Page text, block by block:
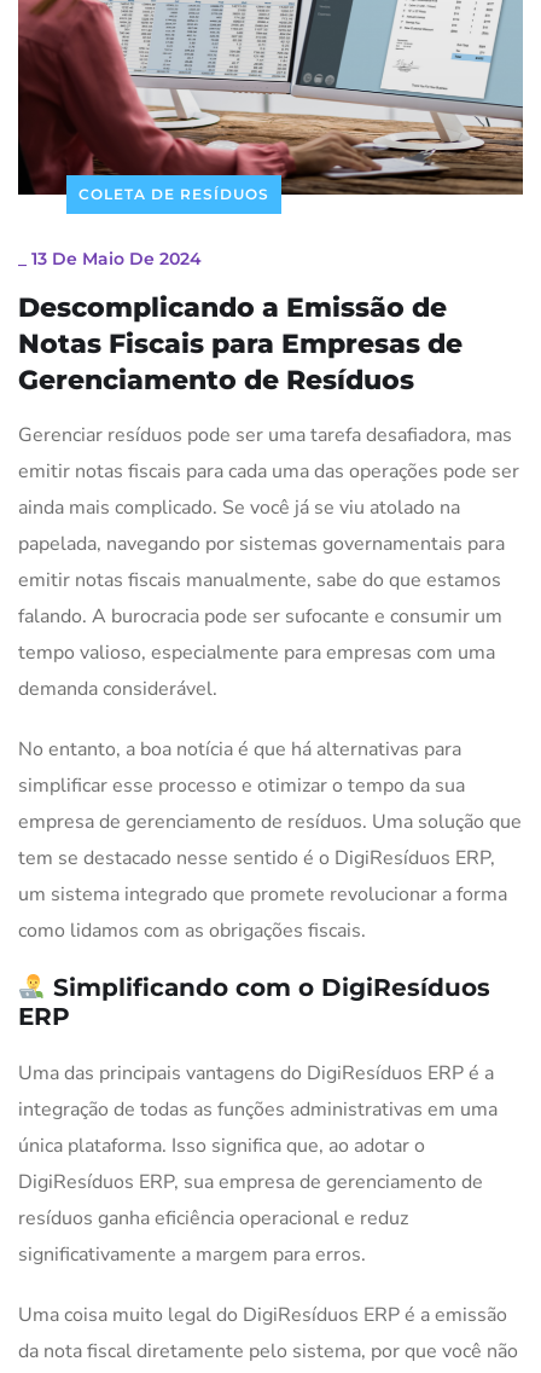
COLETA DE RESÍDUOS
13 De Maio De 2024
Descomplicando a Emissão de
Notas Fiscais para Empresas de
Gerenciamento de Resíduos
Gerenciar resíduos pode ser uma tarefa desafiadora, mas
emitir notas fiscais para cada uma das operações pode ser
ainda mais complicado. Se você já se viu atolado na
papelada, navegando por sistemas governamentais para
emitir notas fiscais manualmente, sabe do que estamos
falando. A burocracia pode ser sufocante e consumir um
tempo valioso, especialmente para empresas com uma
demanda considerável.
No entanto, a boa notícia é que há alternativas para
simplificar esse processo e otimizar o tempo da sua
empresa de gerenciamento de resíduos. Uma solução que
tem se destacado nesse sentido é o DigiResíduos ERP,
um sistema integrado que promete revolucionar a forma
como lidamos com as obrigações fiscais.
Simplificando com o DigiResíduos
ERP
Uma das principais vantagens do DigiResíduos ERP é a
integração de todas as funções administrativas em uma
única plataforma. Isso significa que, ao adotar o
DigiResíduos ERP, sua empresa de gerenciamento de
resíduos ganha eficiência operacional e reduz
significativamente a margem para erros.
Uma coisa muito legal do DigiResíduos ERP é a emissão
da nota fiscal diretamente pelo sistema, por que você não